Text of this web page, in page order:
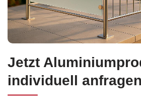
Jetzt
individuell anfragen